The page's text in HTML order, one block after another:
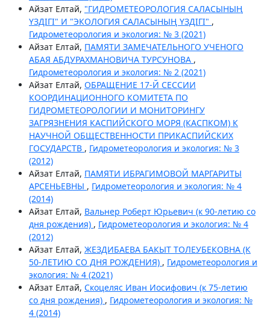
Айзат Елтай, "ГИДРОМЕТЕОРОЛОГИЯ САЛАСЫНЫҢ
ҮЗДІГІ" И "ЭКОЛОГИЯ САЛАСЫНЫҢ ҮЗДІГІ" ,
Гидрометеорология и экология: № 3 (2021)
Айзат Елтай, ПАМЯТИ ЗАМЕЧАТЕЛЬНОГО УЧЕНОГО
АБАЯ АБДУРАХМАНОВИЧА ТУРСУНОВА ,
Гидрометеорология и экология: № 2 (2021)
Айзат Елтай, ОБРАЩЕНИЕ 17-Й СЕССИИ
КООРДИНАЦИОННОГО КОМИТЕТА ПО
ГИДРОМЕТЕОРОЛОГИИ И МОНИТОРИНГУ
ЗАГРЯЗНЕНИЯ КАСПИЙСКОГО МОРЯ (КАСПКОМ) К
НАУЧНОЙ ОБЩЕСТВЕННОСТИ ПРИКАСПИЙСКИХ
ГОСУДАРСТВ , Гидрометеорология и экология: № 3
(2012)
Айзат Елтай, ПАМЯТИ ИБРАГИМОВОЙ МАРГАРИТЫ
АРСЕНЬЕВНЫ , Гидрометеорология и экология: № 4
(2014)
Айзат Елтай, Вальнер Роберт Юрьевич (к 90-летию со
дня рождения) , Гидрометеорология и экология: № 4
(2012)
Айзат Елтай, ЖЕЗДИБАЕВА БАКЫТ ТОЛЕУБЕКОВНА (К
50-ЛЕТИЮ СО ДНЯ РОЖДЕНИЯ) , Гидрометеорология и
экология: № 4 (2021)
Айзат Елтай, Скоцеляс Иван Иосифович (к 75-летию
со дня рождения) , Гидрометеорология и экология: №
4 (2014)